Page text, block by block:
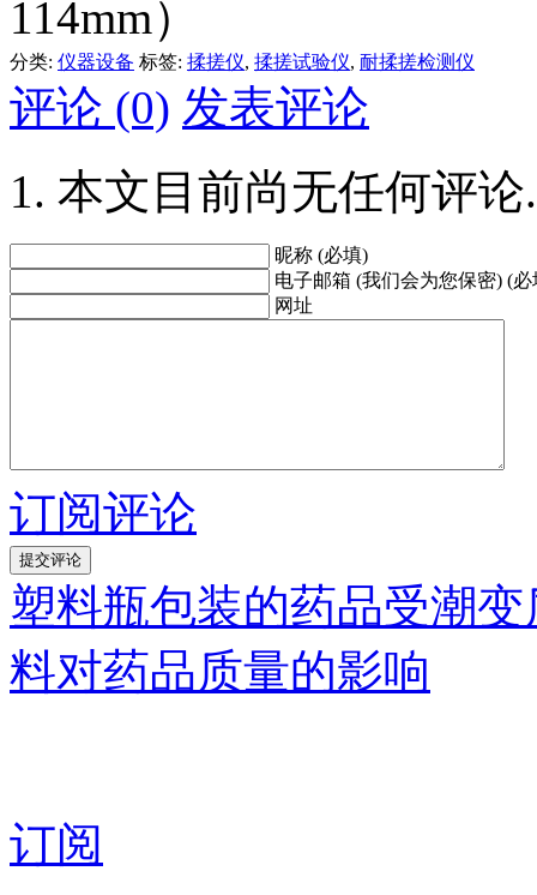
114mm）
分类: 仪器设备 标签: 揉搓仪, 揉搓试验仪, 耐揉搓检测仪
评论 (0) 发表评论
本文目前尚无任何评论.
昵称 (必填)
电子邮箱 (我们会为您保密) (必
网址
订阅评论
塑料瓶包装的药品受潮
料对药品质量的影响
订阅